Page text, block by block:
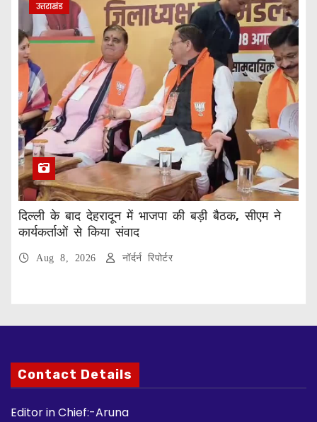
उत्तराखंड
दिल्ली के बाद देहरादून में भाजपा की बड़ी बैठक, सीएम ने
कार्यकर्ताओं से किया संवाद
Aug 8, 2026 नॉर्दर्न रिपोर्टर
Contact Details
Editor in Chief:-Aruna